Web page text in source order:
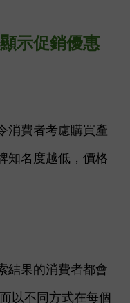
示促銷優惠
消費者考慮購買產
知名度越低，價格
結果的消費者都會
以不同方式在每個